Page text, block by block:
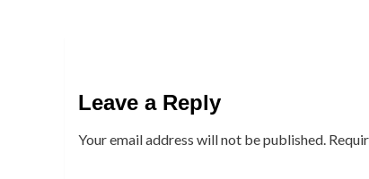
Leave a Reply
Your email address will not be published.